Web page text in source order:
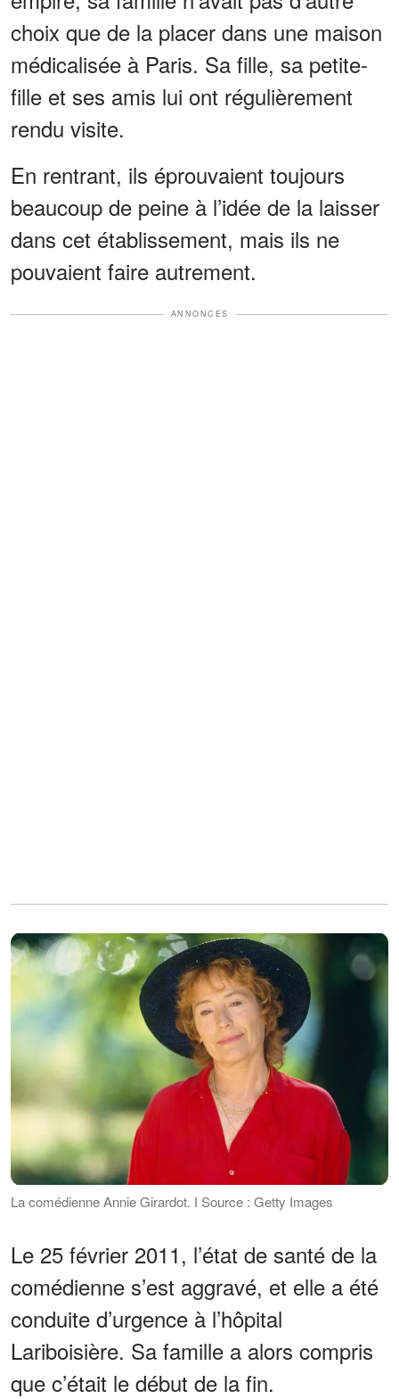
choix que de la placer dans une maison
médicalisée à Paris. Sa fille, sa petite-
fille et ses amis lui ont régulièrement
rendu visite.
En rentrant, ils éprouvaient toujours
beaucoup de peine à l’idée de la laisser
dans cet établissement, mais ils ne
pouvaient faire autrement.
ANNONCES
La comédienne Annie Girardot. І Source : Getty Images
Le 25 février 2011, l’état de santé de la
comédienne s’est aggravé, et elle a été
conduite d’urgence à l’hôpital
Lariboisière. Sa famille a alors compris
que c’était le début de la fin.